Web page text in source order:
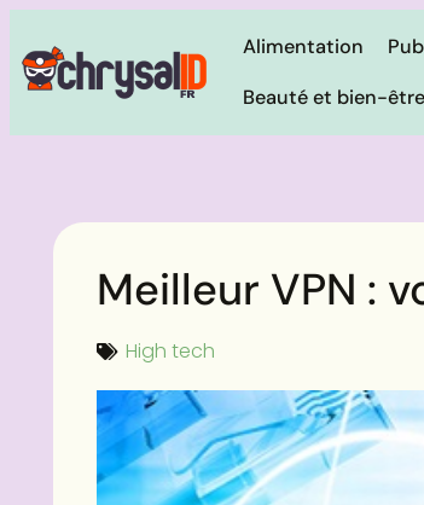
Alimentation
Beauté et bien-être
Meilleur VPN :
High tech